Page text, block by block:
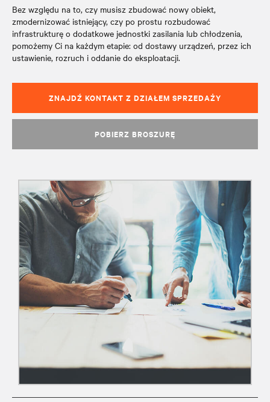
Bez względu na to, czy musisz zbudować nowy obiekt,
zmodernizować istniejący, czy po prostu rozbudować
infrastrukturę o dodatkowe jednostki zasilania lub chłodzenia,
pomożemy Ci na każdym etapie: od dostawy urządzeń, przez ich
ustawienie, rozruch i oddanie do eksploatacji.
ZNAJDŹ KONTAKT Z DZIAŁEM SPRZEDAŻY
POBIERZ BROSZURĘ